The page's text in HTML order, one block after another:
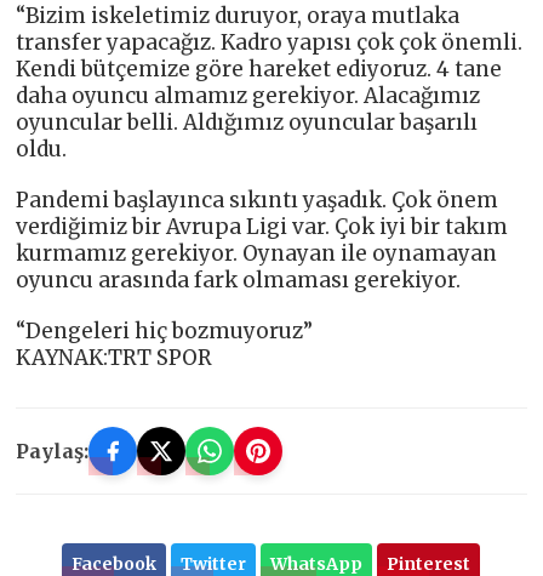
“Bizim iskeletimiz duruyor, oraya mutlaka
transfer yapacağız. Kadro yapısı çok çok önemli.
Kendi bütçemize göre hareket ediyoruz. 4 tane
daha oyuncu almamız gerekiyor. Alacağımız
oyuncular belli. Aldığımız oyuncular başarılı
oldu.
Pandemi başlayınca sıkıntı yaşadık. Çok önem
verdiğimiz bir Avrupa Ligi var. Çok iyi bir takım
kurmamız gerekiyor. Oynayan ile oynamayan
oyuncu arasında fark olmaması gerekiyor.
“Dengeleri hiç bozmuyoruz”
KAYNAK:TRT SPOR
Paylaş:
Facebook Twitter WhatsApp Pinterest